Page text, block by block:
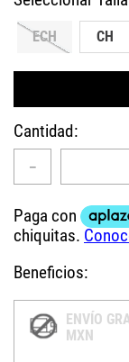
ECH CH
Cantidad
－
Beneficios:
ENVÍO
MXN